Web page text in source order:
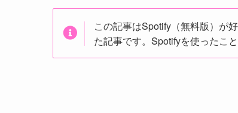
この記事はSpotify（無料版）が
た記事です。Spotifyを使ったこ